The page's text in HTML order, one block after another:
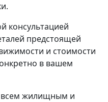
консультацией
предстоящей
и стоимости
в вашем
всем жилищным и